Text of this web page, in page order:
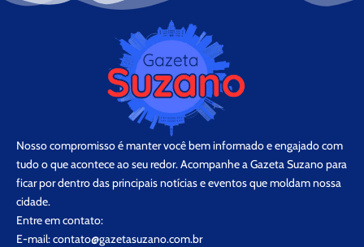
Nosso compromisso é manter você bem informado e engajado com
tudo o que acontece ao seu redor. Acompanhe a Gazeta Suzano para
ficar por dentro das principais notícias e eventos que moldam nossa
cidade.
Entre em contato:
E-mail:contato@gazetasuzano.com.br